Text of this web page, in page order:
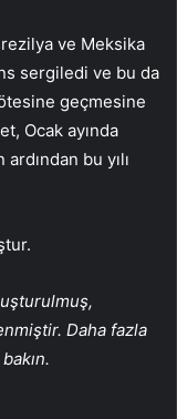
ve Meksika
sergiledi ve bu da
geçmesine
Ocak ayında
bu yılı
Daha fazla